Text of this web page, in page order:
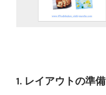
1. レイアウトの準備